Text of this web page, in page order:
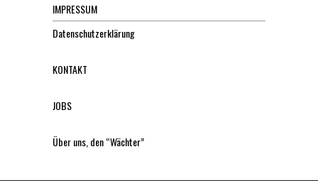
IMPRESSUM
Datenschutzerklärung
KONTAKT
JOBS
Über uns, den “Wächter”